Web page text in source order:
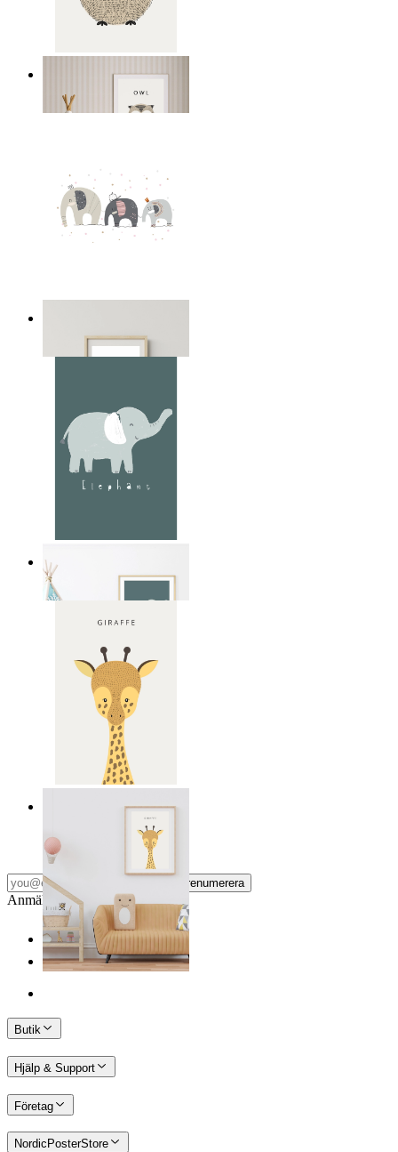
Från 149 kr
149 kr
Mjuk djungel elefant
Från
Från
Prenumerera
Anmäl dig till vårt Nyhetsbrev
Butik
Hjälp & Support
Företag
NordicPosterStore